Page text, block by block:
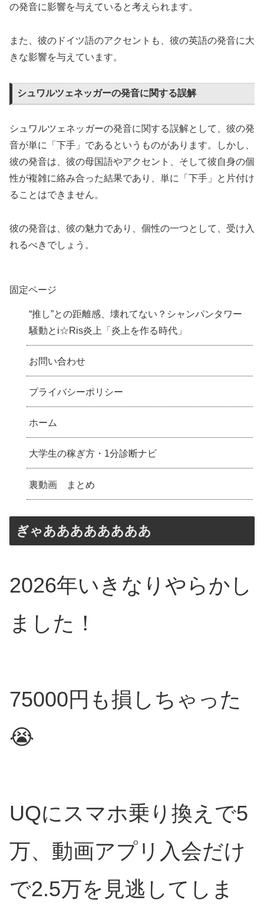
の発音に影響を与えていると考えられます。
また、彼のドイツ語のアクセントも、彼の英語の発音に大
きな影響を与えています。
シュワルツェネッガーの発音に関する誤解
シュワルツェネッガーの発音に関する誤解として、彼の発
音が単に「下手」であるというものがあります。しかし、
彼の発音は、彼の母国語やアクセント、そして彼自身の個
性が複雑に絡み合った結果であり、単に「下手」と片付け
ることはできません。
彼の発音は、彼の魅力であり、個性の一つとして、受け入
れるべきでしょう。
固定ページ
“推し”との距離感、壊れてない？シャンパンタワー
騒動とi☆Ris炎上「炎上を作る時代」
お問い合わせ
プライバシーポリシー
ホーム
大学生の稼ぎ方・1分診断ナビ
裏動画 まとめ
ぎゃああああああああ
2026年いきなりやらかし
ました！
75000円も損しちゃった
😭
UQにスマホ乗り換えで5
万、動画アプリ入会だけ
で2.5万を見逃してしま